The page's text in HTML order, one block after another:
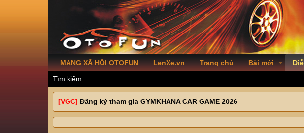
MẠNG XÃ HỘI OTOFUN LenXe.vn Trang chủ Bài mới
Tìm kiếm
[VGC] Đăng ký tham gia GYMKHANA CAR GAME 2026